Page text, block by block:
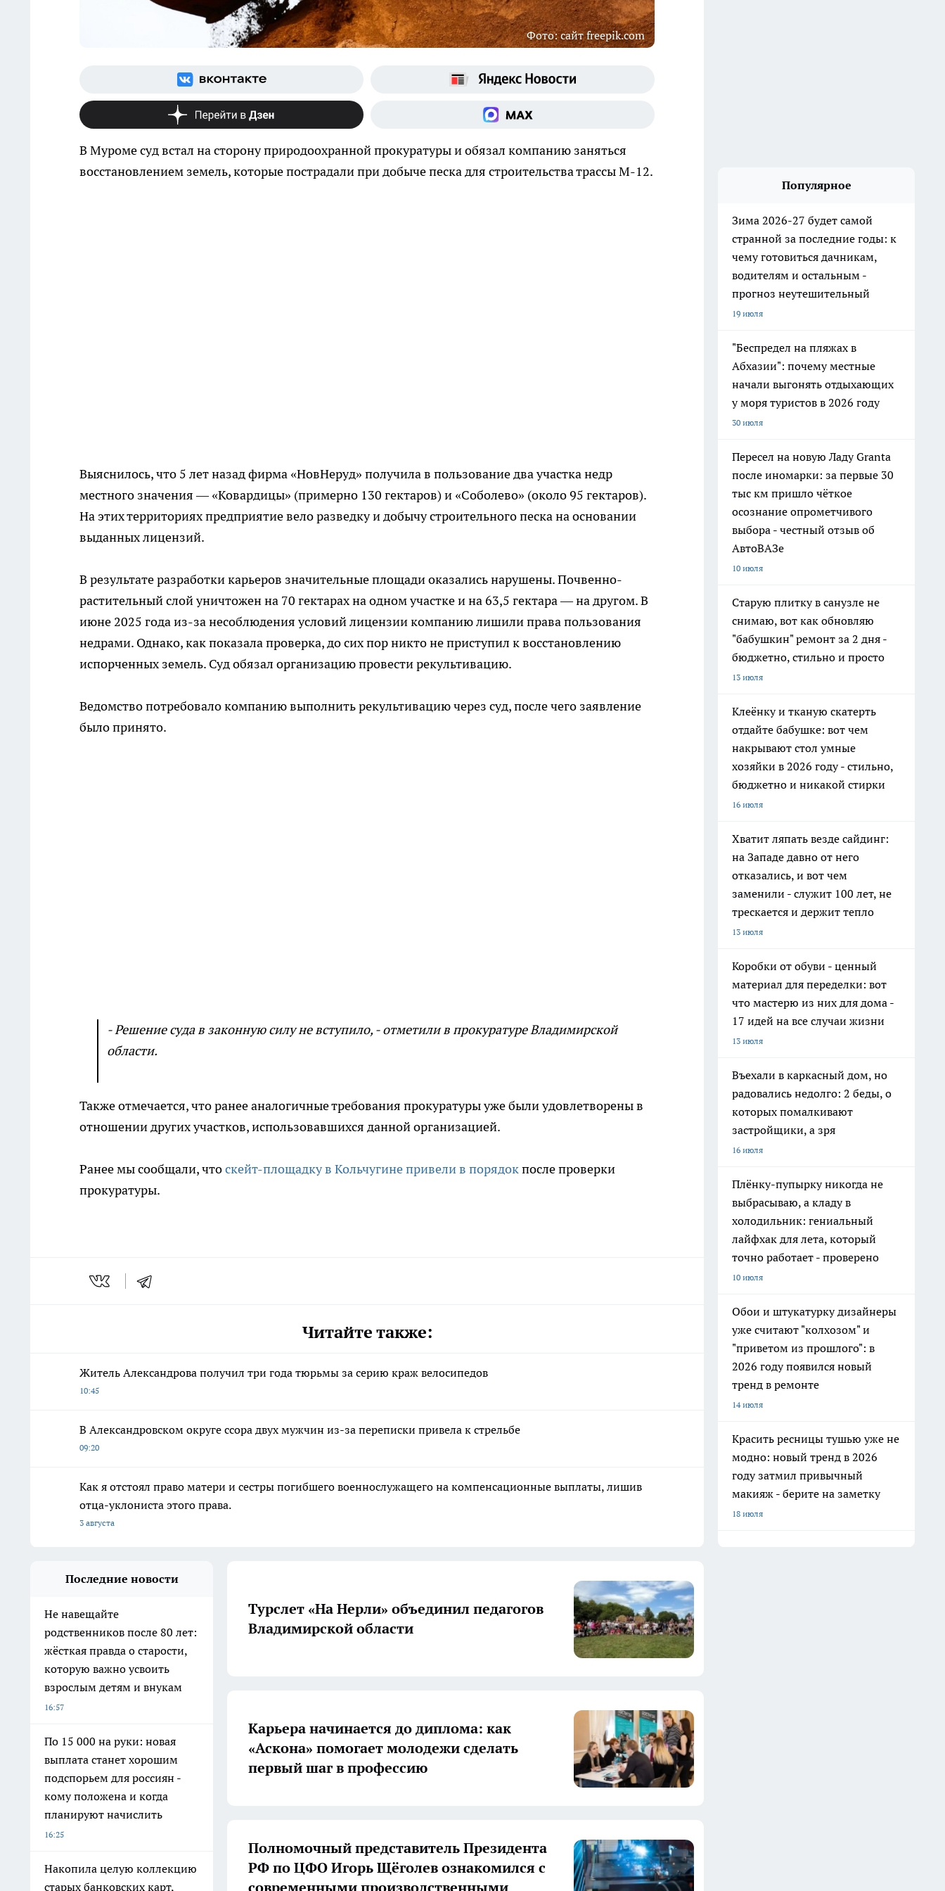
Фото: сайт freepik.com
В Муроме суд встал на сторону природоохранной прокуратуры и обязал компанию заняться
восстановлением земель, которые пострадали при добыче песка для строительства трассы М-12.
Выяснилось, что 5 лет назад фирма «НовНеруд» получила в пользование два участка недр
местного значения — «Ковардицы» (примерно 130 гектаров) и «Соболево» (около 95 гектаров).
На этих территориях предприятие вело разведку и добычу строительного песка на основании
выданных лицензий.
В результате разработки карьеров значительные площади оказались нарушены. Почвенно-
растительный слой уничтожен на 70 гектарах на одном участке и на 63,5 гектара — на другом. В
июне 2025 года из-за несоблюдения условий лицензии компанию лишили права пользования
недрами. Однако, как показала проверка, до сих пор никто не приступил к восстановлению
испорченных земель. Суд обязал организацию провести рекультивацию.
Ведомство потребовало компанию выполнить рекультивацию через суд, после чего заявление
было принято.
- Решение суда в законную силу не вступило, - отметили в прокуратуре Владимирской
области.
Также отмечается, что ранее аналогичные требования прокуратуры уже были удовлетворены в
отношении других участков, использовавшихся данной организацией.
Ранее мы сообщали, чтоскейт-площадку в Кольчугине привели в порядокпосле проверки
прокуратуры.
Читайте также:
Житель Александрова получил три года тюрьмы за серию краж велосипедов
10:45
В Александровском округе ссора двух мужчин из-за переписки привела к стрельбе
09:20
Как я отстоял право матери и сестры погибшего военнослужащего на компенсационные выплаты, лишив
отца-уклониста этого права.
3 августа
Популярное
Зима 2026-27 будет самой
странной за последние годы: к
чему готовиться дачникам,
водителям и остальным -
прогноз неутешительный
19 июля
"Беспредел на пляжах в
Абхазии": почему местные
начали выгонять отдыхающих
у моря туристов в 2026 году
30 июля
Пересел на новую Ладу Granta
после иномарки: за первые 30
тыс км пришло чёткое
осознание опрометчивого
выбора - честный отзыв об
АвтоВАЗе
10 июля
Старую плитку в санузле не
снимаю, вот как обновляю
"бабушкин" ремонт за 2 дня -
бюджетно, стильно и просто
13 июля
Клеёнку и тканую скатерть
отдайте бабушке: вот чем
накрывают стол умные
хозяйки в 2026 году - стильно,
бюджетно и никакой стирки
16 июля
Хватит ляпать везде сайдинг:
на Западе давно от него
отказались, и вот чем
заменили - служит 100 лет, не
трескается и держит тепло
13 июля
Коробки от обуви - ценный
материал для переделки: вот
что мастерю из них для дома -
17 идей на все случаи жизни
13 июля
Въехали в каркасный дом, но
радовались недолго: 2 беды, о
которых помалкивают
застройщики, а зря
16 июля
Плёнку-пупырку никогда не
выбрасываю, а кладу в
холодильник: гениальный
лайфхак для лета, который
точно работает - проверено
10 июля
Обои и штукатурку дизайнеры
уже считают "колхозом" и
"приветом из прошлого": в
2026 году появился новый
тренд в ремонте
14 июля
Красить ресницы тушью уже не
модно: новый тренд в 2026
году затмил привычный
макияж - берите на заметку
18 июля
Последние новости
Не навещайте
родственников после 80 лет:
жёсткая правда о старости,
которую важно усвоить
взрослым детям и внукам
16:57
По 15 000 на руки: новая
выплата станет хорошим
подспорьем для россиян -
кому положена и когда
планируют начислить
16:25
Накопила целую коллекцию
старых банковских карт,
Турслет «На Нерли» объединил педагогов
Владимирской области
Карьера начинается до диплома: как
«Аскона» помогает молодежи сделать
первый шаг в профессию
Полномочный представитель Президента
РФ по ЦФО Игорь Щёголев ознакомился с